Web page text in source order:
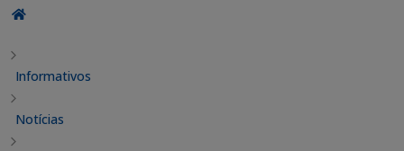
Informativos
Notícias